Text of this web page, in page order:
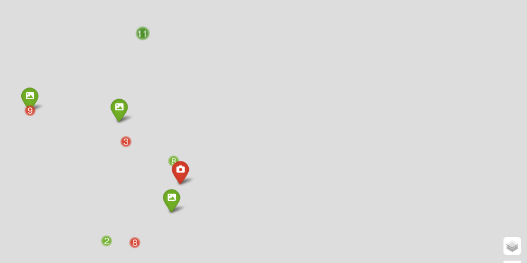
3
11
9
2 8
8